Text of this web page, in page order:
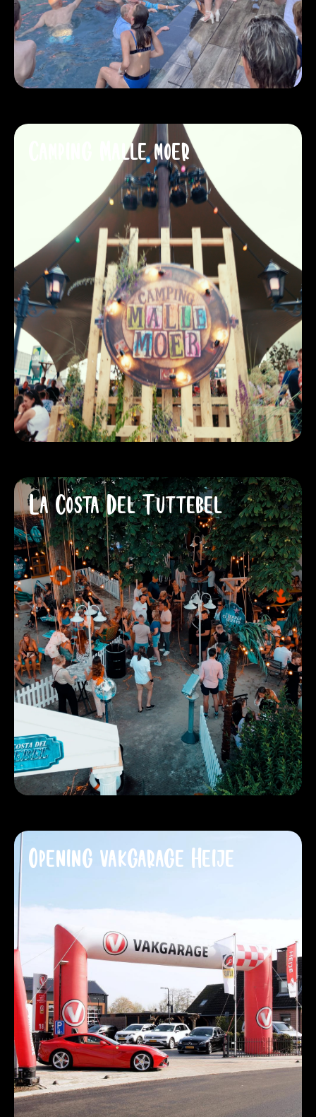
Camping Malle moer
La Costa Del Tuttebel
Opening vakgarage Heije